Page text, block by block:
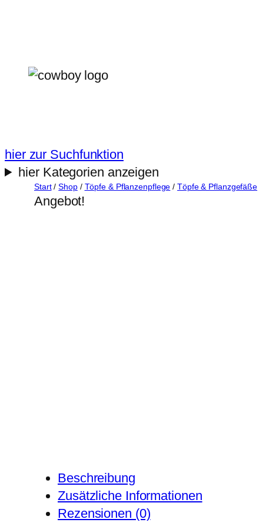
hier zur Suchfunktion
hier Kategorien anzeigen
Start/Shop/ Töpfe & Pflanzenpflege /Töpfe & Pflanzgefäße
Angebot!
Beschreibung
Zusätzliche Informationen
Rezensionen (0)